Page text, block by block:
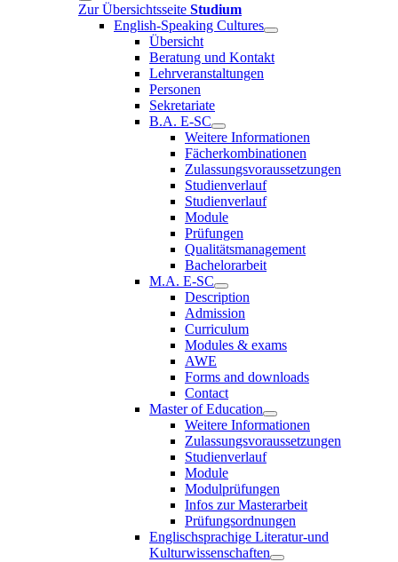
Zur Übersichtsseite Studium
English-Speaking Cultures
Übersicht
Beratung und Kontakt
Lehrveranstaltungen
Personen
Sekretariate
B.A. E-SC
Weitere Informationen
Fächerkombinationen
Zulassungsvoraussetzungen
Studienverlauf
Studienverlauf
Module
Prüfungen
Qualitätsmanagement
Bachelorarbeit
M.A. E-SC
Description
Admission
Curriculum
Modules & exams
AWE
Forms and downloads
Contact
Master of Education
Weitere Informationen
Zulassungsvoraussetzungen
Studienverlauf
Module
Modulprüfungen
Infos zur Masterarbeit
Prüfungsordnungen
Englischsprachige Literatur-und
Kulturwissenschaften